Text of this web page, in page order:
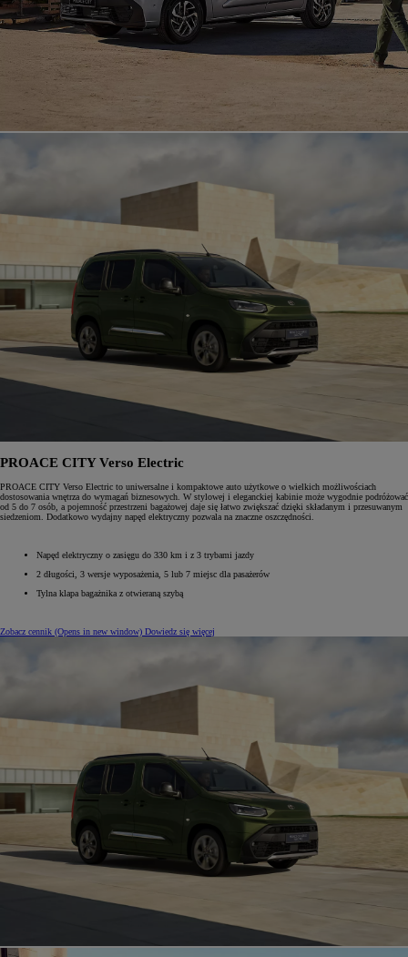
PROACE CITY Verso Electric
PROACE CITY Verso Electric to uniwersalne i kompaktowe auto użytkowe o wielkich możliwościach
dostosowania wnętrza do wymagań biznesowych. W stylowej i eleganckiej kabinie może wygodnie podróżować
od 5 do 7 osób, a pojemność przestrzeni bagażowej daje się łatwo zwiększać dzięki składanym i przesuwanym
siedzeniom. Dodatkowo wydajny napęd elektryczny pozwala na znaczne oszczędności.
Napęd elektryczny o zasięgu do 330 km i z 3 trybami jazdy
2 długości, 3 wersje wyposażenia, 5 lub 7 miejsc dla pasażerów
Tylna klapa bagażnika z otwieraną szybą
Zobacz cennik (Opens in new window) Dowiedz się więcej